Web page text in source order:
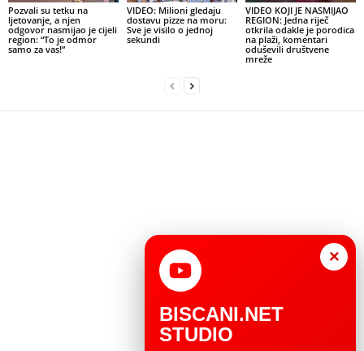
Pozvali su tetku na
ljetovanje, a njen
odgovor nasmijao je cijeli
region: “To je odmor
samo za vas!”
VIDEO: Milioni gledaju
dostavu pizze na moru:
Sve je visilo o jednoj
sekundi
VIDEO KOJI JE NASMIJAO
REGION: Jedna riječ
otkrila odakle je porodica
na plaži, komentari
oduševili društvene
mreže
×
BISCANI.NET
STUDIO